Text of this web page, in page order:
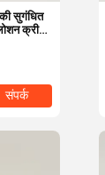
सुगंधित
क्रीम
संपर्क